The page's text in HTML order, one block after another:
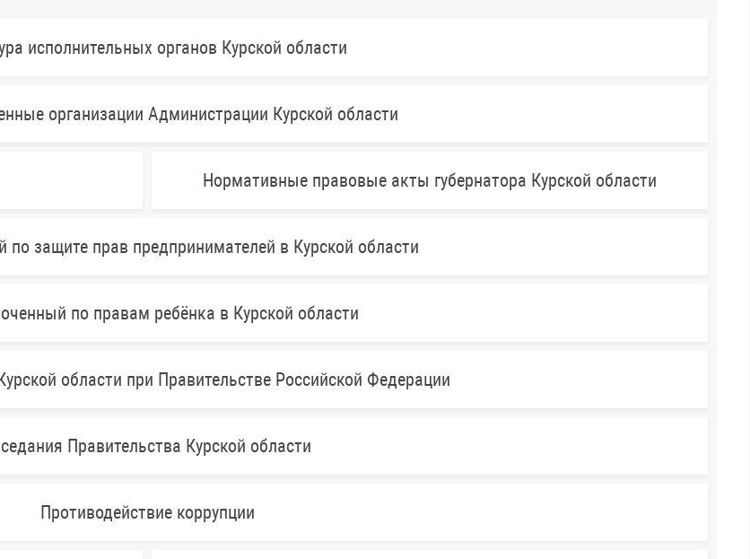
исполнительных органов Курской области
организации Администрации Курской области
Нормативные правовые акты губернатора Курской области
по защите прав предпринимателей в Курской области
по правам ребёнка в Курской области
области при Правительстве Российской Федерации
Правительства Курской области
Противодействие коррупции